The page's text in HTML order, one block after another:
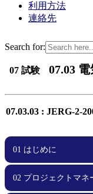
利用方法
連絡先
Search for:
07 試験
07.03
07.03.03 : JERG-2-
01 はじめに
01.00 はじめに
02 プロジェクトマネ